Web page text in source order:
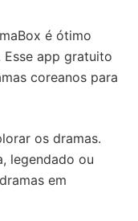
é ótimo
app gratuito
coreanos para
os dramas.
legendado ou
em